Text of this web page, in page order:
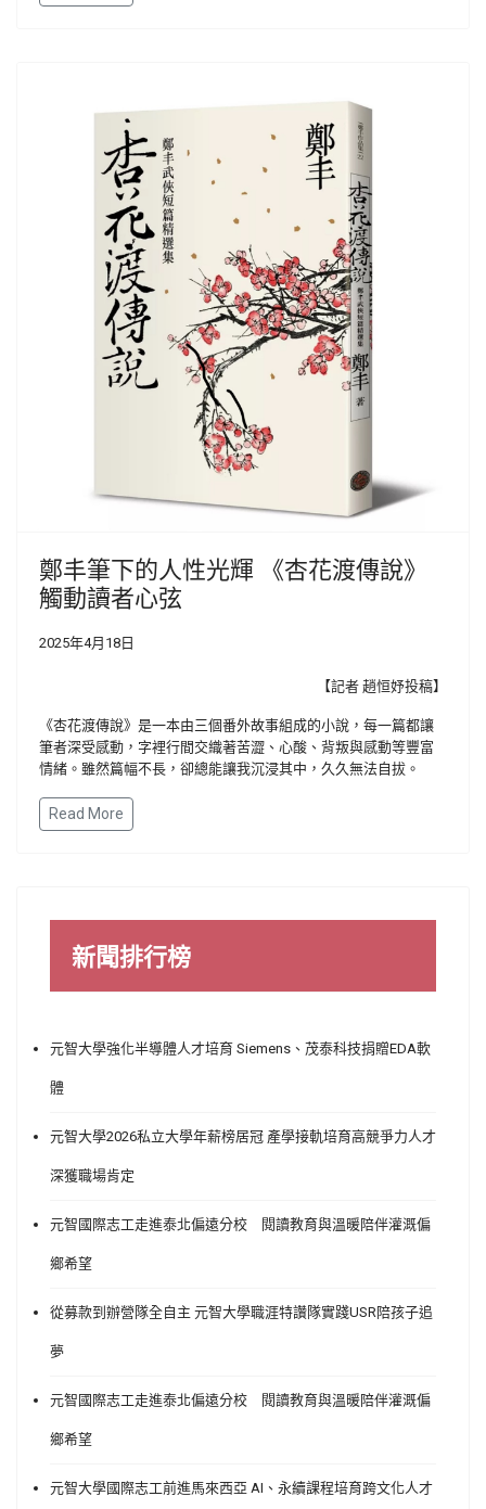
鄭丰筆下的人性光輝 《杏花渡傳說》
觸動讀者心弦
2025年4月18日
【記者 趙恒妤投稿】
《杏花渡傳說》是一本由三個番外故事組成的小說，每一篇都讓
筆者深受感動，字裡行間交織著苦澀、心酸、背叛與感動等豐富
情緒。雖然篇幅不長，卻總能讓我沉浸其中，久久無法自拔。
Read More
新聞排行榜
元智大學強化半導體人才培育 Siemens、茂泰科技捐贈EDA軟
體
元智大學2026私立大學年薪榜居冠 產學接軌培育高競爭力人才
深獲職場肯定
元智國際志工走進泰北偏遠分校 閱讀教育與溫暖陪伴灌溉偏
鄉希望
從募款到辦營隊全自主 元智大學職涯特讚隊實踐USR陪孩子追
夢
元智國際志工走進泰北偏遠分校 閱讀教育與溫暖陪伴灌溉偏
鄉希望
元智大學國際志工前進馬來西亞 AI、永續課程培育跨文化人才